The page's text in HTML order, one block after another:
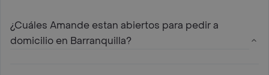
¿Cuáles Amande estan abiertos para pedir a
domicilio en Barranquilla?